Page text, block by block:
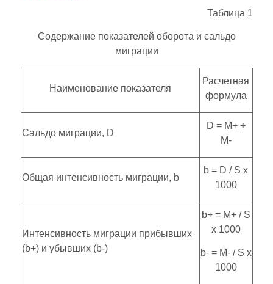
Таблица 1
Содержание показателей оборота и сальдо
миграции
Наименование показателя
Расчетная
формула
Сальдо миграции, D
D = М+ +
М-
Общая интенсивность миграции, b
b = D / S х
1000
Интенсивность миграции прибывших
(b+) и убывших (b-)
b+ = M+ / S
х 1000
b- = М- / S х
1000